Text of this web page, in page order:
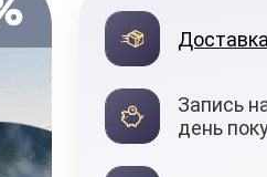
Запись
день